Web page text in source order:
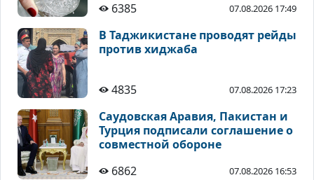
6385
07.08.2026 17:49
В Таджикистане проводят рейды
против хиджаба
4835 07.08.2026 17:23
Саудовская Аравия, Пакистан и
Турция подписали соглашение о
совместной обороне
6862
07.08.2026 16:53